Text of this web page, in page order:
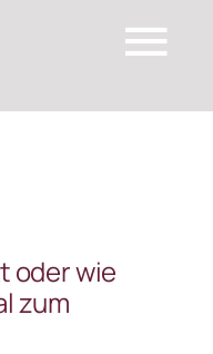
oder wie
zum